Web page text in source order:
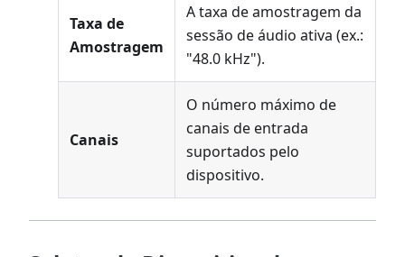
Taxa de
Amostragem
A taxa de amostragem da
sessão de áudio ativa (ex.:
"48.0 kHz").
Canais
O número máximo de
canais de entrada
suportados pelo
dispositivo.